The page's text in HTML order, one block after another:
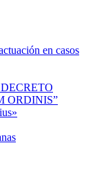
en casos
ORDINIS”